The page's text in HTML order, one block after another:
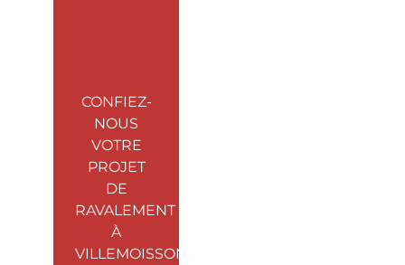
CONFIEZ-
NOUS
VOTRE
PROJET
DE
RAVALEMENT
À
VILLEMOISSON-